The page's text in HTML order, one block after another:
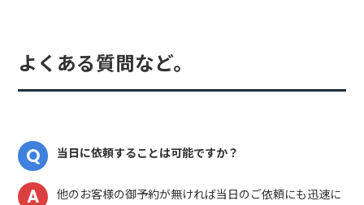
よくある質問など。
当日に依頼することは可能ですか？
他のお客様の御予約が無ければ当日のご依頼にも迅速に